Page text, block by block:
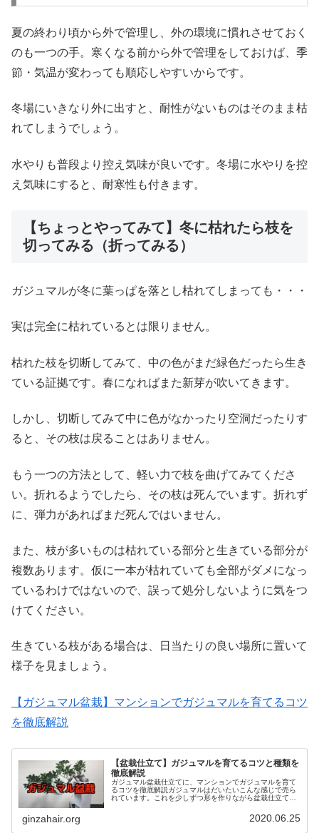
夏の終わり頃から外で管理し、外の環境に慣れさせておく
のも一つの手。寒くなる前から外で管理をしておけば、季
節・気温が変わっても順応しやすいからです。
冬場にいきなり外に出すと、耐性がないものはそのまま枯
れてしまうでしょう。
水やりも普段より控え気味が良いです。冬場に水やりを控
え気味にすると、耐寒性も付きます。
【ちょっとやってみて】冬に枯れたら枝を
切ってみる（折ってみる）
ガジュマルが冬に葉っぱを落とし枯れてしまっても・・・
実は完全に枯れているとは限りません。
枯れた枝を切断してみて、中の色がまだ緑色だったら生き
ている証拠です。春になればまた新芽が吹いてきます。
しかし、切断してみて中に色がなかったり空洞だったりす
ると、その枝は戻ることはありません。
もう一つの方法として、軽い力で枝を曲げてみてくださ
い。折れるようでしたら、その枝は死んでいます。折れず
に、弾力があればまだ死んではいません。
また、枝が多いものは枯れている部分と生きている部分が
複数あります。仮に一本が枯れていても全部がダメになっ
ているわけではないので、誤って処分しないように気をつ
けてください。
生きている枝がある場合は、日当たりの良い場所に置いて
様子を見ましょう。
【ガジュマル盆栽】マンションでガジュマルを育てるコツ
を徹底解説
【盆栽仕立て】ガジュマルを育てるコツと種類を
徹底解説
ガジュマル盆栽仕立てに、マンションでガジュマルを育て
るコツを徹底解説ガジュマルはだいたいこんな感じで売ら
れています。これを少しずつ形を作りながら盆栽仕立てに
ginzahair.org 2020.06.25